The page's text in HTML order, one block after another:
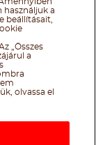
a
beállításait,
„Összes
a
olvassa el